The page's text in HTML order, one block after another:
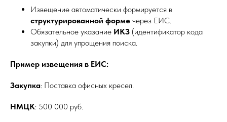
Извещение автоматически формируется в
структурированной форме через ЕИС.
Обязательное указание ИКЗ (идентификатор кода
закупки) для упрощения поиска.
Пример извещения в ЕИС:
Закупка: Поставка офисных кресел.
НМЦК: 500 000 руб.